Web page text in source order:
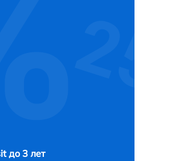
до 3 лет